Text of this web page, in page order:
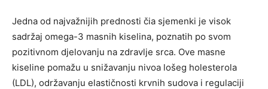
Jedna od najvažnijih prednosti čia sjemenki je visok
sadržaj omega-3 masnih kiselina, poznatih po svom
pozitivnom djelovanju na zdravlje srca. Ove masne
kiseline pomažu u snižavanju nivoa lošeg holesterola
(LDL), održavanju elastičnosti krvnih sudova i regulaciji